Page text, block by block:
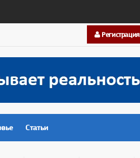
Регистрация
Статьи